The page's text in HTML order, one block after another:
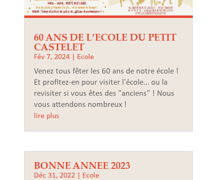
60 ANS DE L’ECOLE DU PETIT
CASTELET
Fév 7, 2024 Ecole
Venez tous fêter les 60 ans de notre école !
Et profitez-en pour visiter l'école... ou la
revisiter si vous êtes des "anciens" ! Nous
vous attendons nombreux !
lire plus
BONNE ANNEE 2023
Déc 31, 2022 Ecole